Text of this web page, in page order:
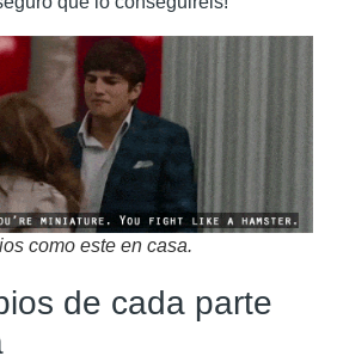
como este en casa.
de cada parte